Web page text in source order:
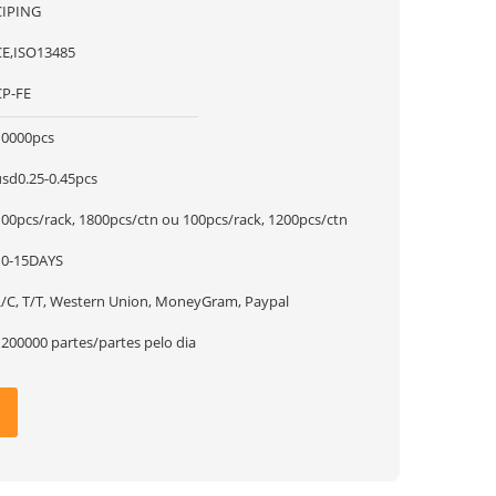
FE
0.45pcs
rack, 1800pcs/ctn ou 100pcs/rack, 1200pcs/ctn
15DAYS
C, T/T, Western Union, MoneyGram, Paypal
partes/partes pelo dia